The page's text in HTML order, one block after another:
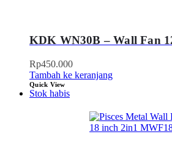
KDK WN30B – Wall Fan
Rp450.000
Tambah ke keranjang
Quick View
Stok habis